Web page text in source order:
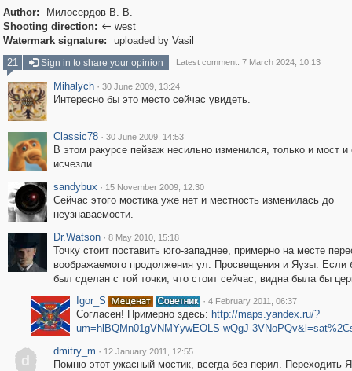
Author:
Милосердов В. В.
Shooting direction:  west
Watermark signature:
uploaded by Vasil
21
Sign in to share your opinion Latest comment: 7 March 2024, 10:13
Mihalych · 30 June 2009, 13:24
Интересно бы это место сейчас увидеть.
Classic78 · 30 June 2009, 14:53
В этом ракурсе пейзаж несильно изменился, только и мост и
исчезли...
sandybux · 15 November 2009, 12:30
Сейчас этого мостика уже нет и местность изменилась до
неузнаваемости.
Dr.Watson · 8 May 2010, 15:18
Точку стоит поставить юго-западнее, примерно на месте
воображаемого продолжения ул. Просвещения и Яузы. Если
был сделан с той точки, что стоит сейчас, видна была бы
Igor_S
· 4 February 2011, 06:37
Согласен! Примерно здесь: http://maps.yandex.ru/?
um=hlBQMn01gVNMYywEOLS-wQgJ-
d
dmitry_m · 12 January 2011, 12:55
Помню этот ужасный мостик, всегда без перил. Переходить